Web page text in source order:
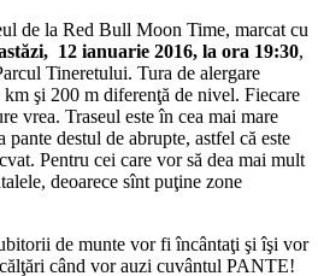
de la Red Bull Moon Time, marcat cu
12 ianuarie 2016, la ora 19:30,
Tineretului. Tura de alergare
şi 200 m diferenţă de nivel. Fiecare
vrea. Traseul este în cea mai mare
pante destul de abrupte, astfel că este
Pentru cei care vor să dea mai mult
deoarece sînt puţine zone
de munte vor fi încântaţi şi îşi vor
când vor auzi cuvântul PANTE!